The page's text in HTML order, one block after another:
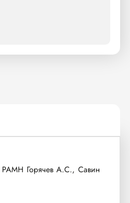
Горячев А.С., Савин